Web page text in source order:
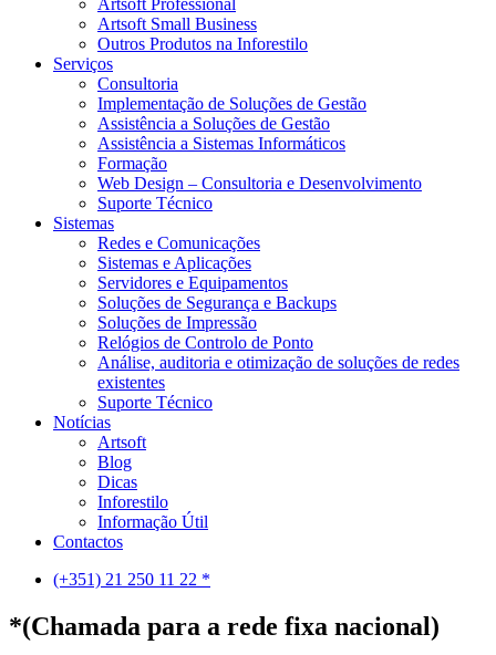
Artsoft Small Business
Outros Produtos na Inforestilo
Serviços
Consultoria
Implementação de Soluções de Gestão
Assistência a Soluções de Gestão
Assistência a Sistemas Informáticos
Formação
Web Design – Consultoria e Desenvolvimento
Suporte Técnico
Sistemas
Redes e Comunicações
Sistemas e Aplicações
Servidores e Equipamentos
Soluções de Segurança e Backups
Soluções de Impressão
Relógios de Controlo de Ponto
Análise, auditoria e otimização de soluções de redes
existentes
Suporte Técnico
Notícias
Artsoft
Blog
Dicas
Inforestilo
Informação Útil
Contactos
(+351) 21 250 11 22 *
*(Chamada para a rede fixa nacional)